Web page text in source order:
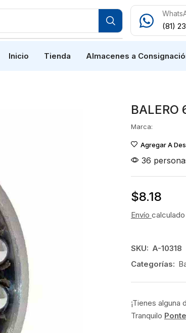
(81)
Inicio Tienda Almacenes a
BALERO
Marca:
Agregar A
36
$8.18
Envío
SKU: A-10318
Categorías:
¡Tienes alguna
Tranquilo